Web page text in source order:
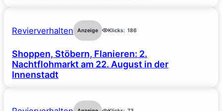
Revierverhalten Anzeige Klicks: 186
Shoppen, Stöbern, Flanieren: 2.
Nachtflohmarkt am 22. August in der
Innenstadt